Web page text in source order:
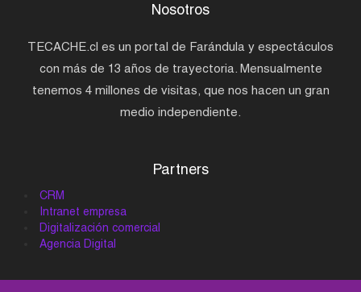
Nosotros
TECACHE.cl es un portal de Farándula y espectáculos
con más de 13 años de trayectoria. Mensualmente
tenemos 4 millones de visitas, que nos hacen un gran
medio independiente.
Partners
CRM
Intranet empresa
Digitalización comercial
Agencia Digital